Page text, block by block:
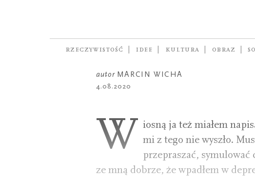
RZECZYWISTOŚĆ IDEE KULTURA OBRAZ
nadziei
autor MARCIN WICHA
4.08.2020
W iosną ja też miałem
mi z tego nie wyszło.
przepraszać, symulować
ze mną dobrze, że wpadłem w